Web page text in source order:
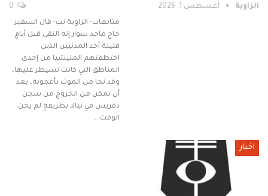
الزاوية أغسطس 1, 2026
متابعات- الزاوية نت- قال السفير
حاج ماجد سوار إنه التقى قبل أيامٍ
قليلة أحد المدنيين الذين
اختطفتهم المليشيا من إحدى
المناطق التي كانت تسيطر عليها،
وقد نجا من الموت بأعجوبة، بعد
أن تمكن من الخروج من سجن
دقريس في نيالا بطريقةٍ لم يحن
الوقت…
اخبار